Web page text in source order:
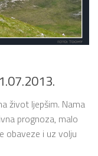
život ljepšim. Nama
prognoza, malo
obaveze i uz volju